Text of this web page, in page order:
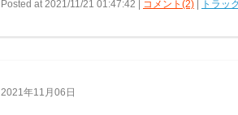
Posted at 2021/11/21 01:47:42 | コメント(2) トラッ
2021年11月06日